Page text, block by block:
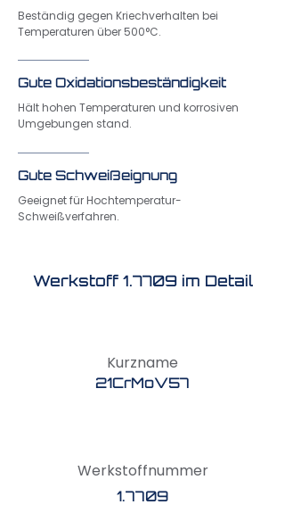
Beständig gegen Kriechverhalten bei
Temperaturen über 500°C.
Gute Oxidationsbeständigkeit
Hält hohen Temperaturen und korrosiven
Umgebungen stand.
Gute Schweißeignung
Geeignet für Hochtemperatur-
Schweißverfahren.
Werkstoff 1.7709 im Detail
Kurzname
21CrMoV57
Werkstoffnummer
1.7709